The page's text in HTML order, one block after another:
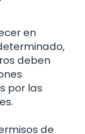
en
deben
por las
de